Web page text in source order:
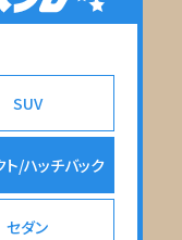
SUV
ト/ハッチバック
セダン